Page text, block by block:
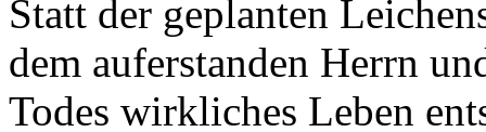
Statt der geplanten
dem auferstanden Herrn
Todes wirkliches Leben